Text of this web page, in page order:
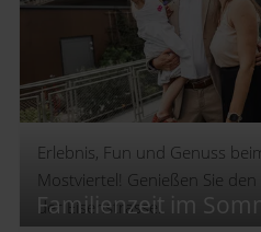
Familienzeit im
Erlebnis, Fun und Genuss
Mostviertel! Genießen Sie
der Eisenstrasse.